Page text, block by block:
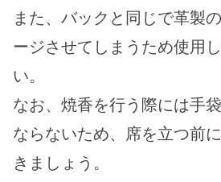
また、バックと同じで革製
ージさせてしまうため使用
い。
なお、焼香を行う際には手
ならないため、席を立つ前
きましょう。